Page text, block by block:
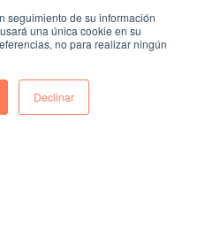
seguimiento de su información
una única cookie en su
no para realizar ningún
Declinar
avanzado para entornos
de servidores,
y networking